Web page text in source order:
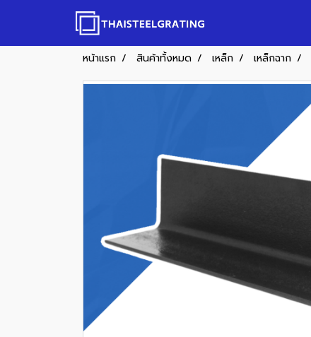
หน้าแรก สินค้าทั้งหมด เหล็ก เหล็กฉาก